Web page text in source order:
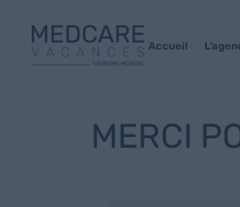
Accueil
MERCI